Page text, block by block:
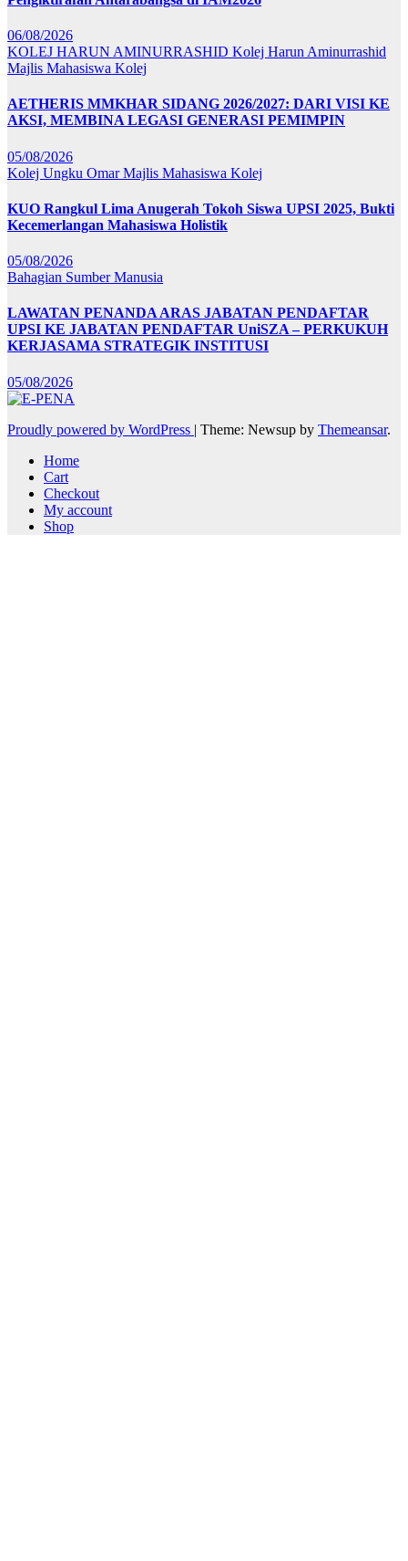
06/08/2026
KOLEJ HARUN AMINURRASHID Kolej Harun Aminurrashid
Majlis Mahasiswa Kolej
AETHERIS MMKHAR SIDANG 2026/2027: DARI VISI KE
AKSI, MEMBINA LEGASI GENERASI PEMIMPIN
05/08/2026
Kolej Ungku OmarMajlis Mahasiswa Kolej
KUO Rangkul Lima Anugerah Tokoh Siswa UPSI 2025, Bukti
Kecemerlangan Mahasiswa Holistik
05/08/2026
Bahagian Sumber Manusia
LAWATAN PENANDA ARAS JABATAN PENDAFTAR
UPSI KE JABATAN PENDAFTAR UniSZA – PERKUKUH
KERJASAMA STRATEGIK INSTITUSI
05/08/2026
Proudly powered by WordPress | Theme: Newsup by Themeansar.
Home
Cart
Checkout
My account
Shop